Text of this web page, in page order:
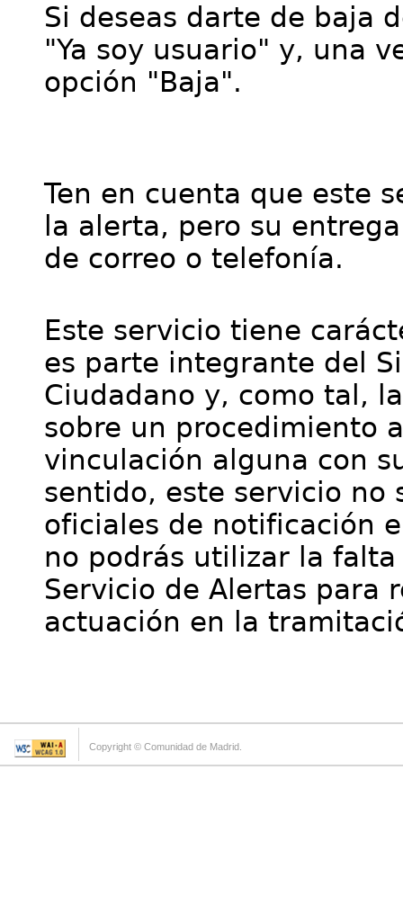
Si deseas darte de baja
"Ya soy usuario" y, una
opción "Baja".
Ten en cuenta que este
la alerta, pero su
de correo o telefonía.
Este servicio tiene
es parte integrante del
Ciudadano y, como tal,
sobre un procedimiento
vinculación alguna con
sentido, este servicio no
oficiales de notificación
no podrás utilizar la
Servicio de Alertas para
actuación en la
Copyright © Comunidad de Madrid.